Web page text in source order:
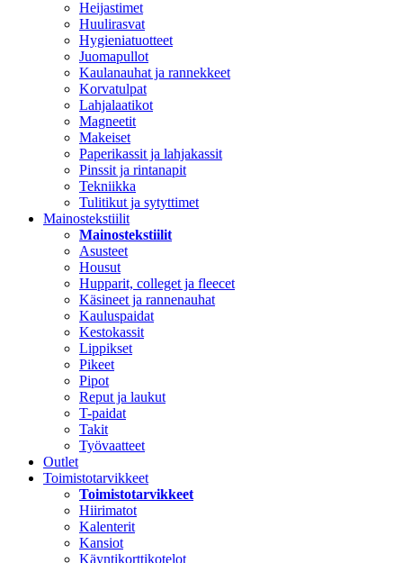
Heijastimet
Huulirasvat
Hygieniatuotteet
Juomapullot
Kaulanauhat ja rannekkeet
Korvatulpat
Lahjalaatikot
Magneetit
Makeiset
Paperikassit ja lahjakassit
Pinssit ja rintanapit
Tekniikka
Tulitikut ja sytyttimet
Mainostekstiilit
Mainostekstiilit
Asusteet
Housut
Hupparit, colleget ja fleecet
Käsineet ja rannenauhat
Kauluspaidat
Kestokassit
Lippikset
Pikeet
Pipot
Reput ja laukut
T-paidat
Takit
Työvaatteet
Outlet
Toimistotarvikkeet
Toimistotarvikkeet
Hiirimatot
Kalenterit
Kansiot
Käyntikorttikotelot